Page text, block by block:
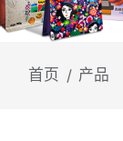
首页 / 产品